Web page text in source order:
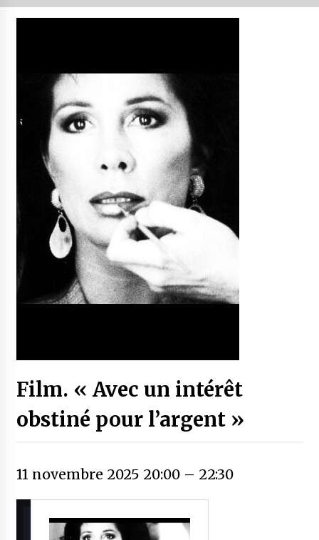
Film. « Avec un intérêt
obstiné pour l’argent »
11 novembre 2025 20:00– 22:30